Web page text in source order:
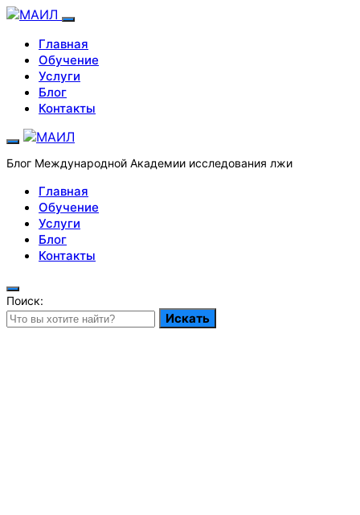
Главная
Обучение
Услуги
Блог
Контакты
Блог Международной Академии исследования лжи
Главная
Обучение
Услуги
Блог
Контакты
Поиск:
Искать